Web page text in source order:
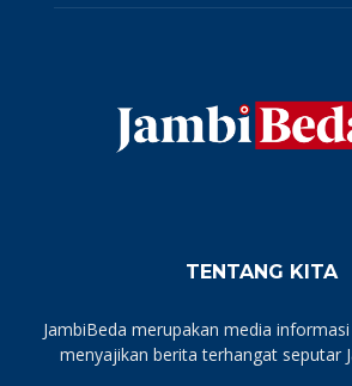
TENTANG KITA
JambiBeda merupakan media
menyajikan berita terhangat seputar